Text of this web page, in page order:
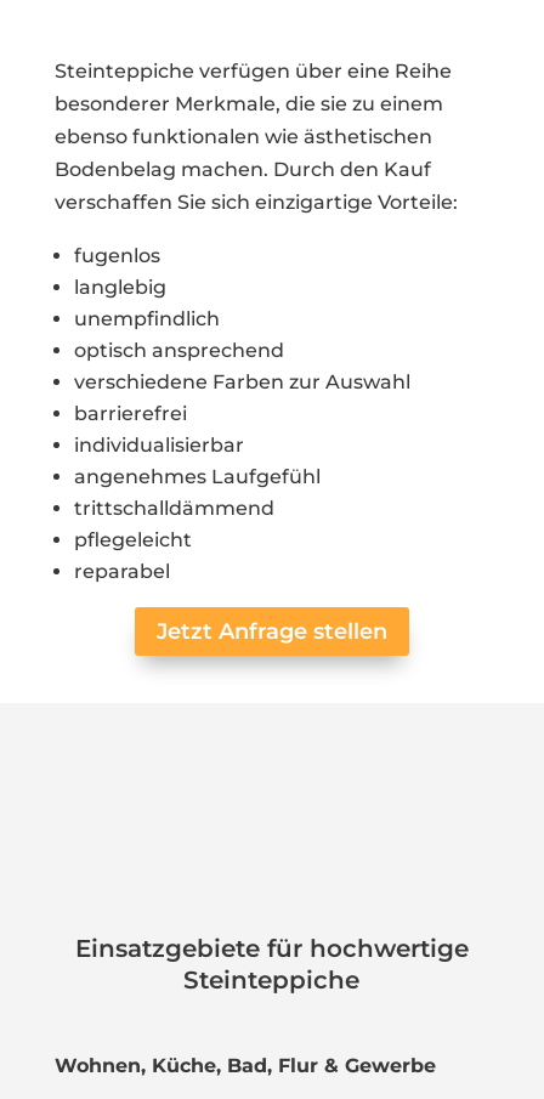
Steinteppiche verfügen über eine Reihe
besonderer Merkmale, die sie zu einem
ebenso funktionalen wie ästhetischen
Bodenbelag machen. Durch den Kauf
verschaffen Sie sich einzigartige Vorteile:
fugenlos
langlebig
unempfindlich
optisch ansprechend
verschiedene Farben zur Auswahl
barrierefrei
individualisierbar
angenehmes Laufgefühl
trittschalldämmend
pflegeleicht
reparabel
Jetzt Anfrage stellen
Einsatzgebiete für hochwertige
Steinteppiche
Wohnen, Küche, Bad, Flur & Gewerbe